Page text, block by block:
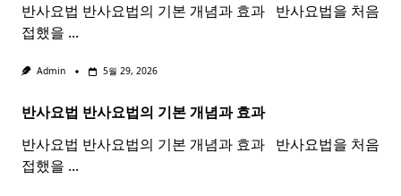
반사요법 반사요법의 기본 개념과 효과 ​ ​ 반사요법을 처음
접했을 ...
Admin 5월 29, 2026
반사요법 반사요법의 기본 개념과 효과 ​ ​
반사요법 반사요법의 기본 개념과 효과 ​ ​ 반사요법을 처음
접했을 ...